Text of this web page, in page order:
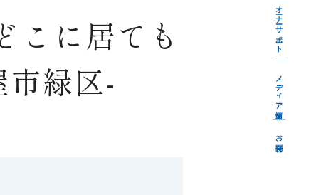
オーナーサポート
メディア情報
お問合せ
こに居ても
緑区-